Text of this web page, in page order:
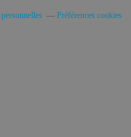
Préférences cookies